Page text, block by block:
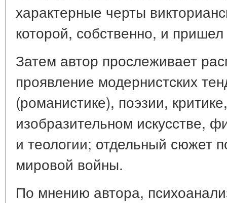
характерные черты
которой, собственно, и
Затем автор прослеживает
проявление модернистских
(романистике), поэзии,
изобразительном искусстве,
и теологии; отдельный сюжет
мировой войны.
По мнению автора,